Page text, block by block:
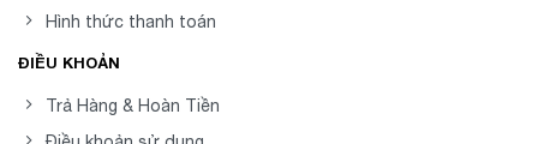
Hình thức thanh toán
ĐIỀU KHOẢN
Trả Hàng & Hoàn Tiền